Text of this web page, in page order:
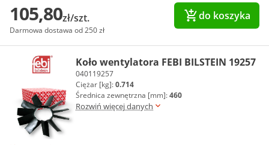
105,80zł/szt.
Darmowa dostawa od 250 zł
do koszyka
Koło wentylatora FEBI BILSTEIN 19257
040119257
Ciężar [kg]:0.714
Średnica zewnętrzna [mm]:460
Rozwiń więcej danych